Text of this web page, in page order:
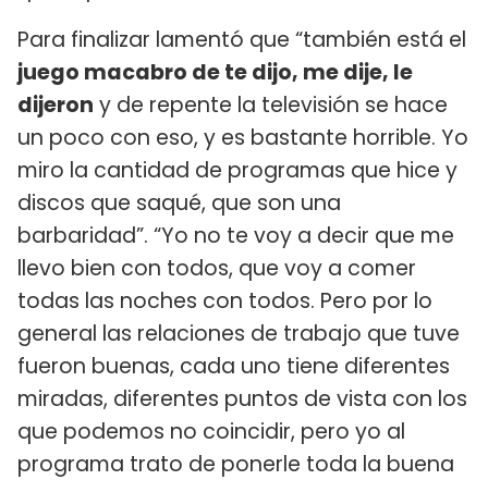
Para finalizar lamentó que “también está el
juego macabro de te dijo, me dije, le
dijeron y de repente la televisión se hace
un poco con eso, y es bastante horrible. Yo
miro la cantidad de programas que hice y
discos que saqué, que son una
barbaridad”. “Yo no te voy a decir que me
llevo bien con todos, que voy a comer
todas las noches con todos. Pero por lo
general las relaciones de trabajo que tuve
fueron buenas, cada uno tiene diferentes
miradas, diferentes puntos de vista con los
que podemos no coincidir, pero yo al
programa trato de ponerle toda la buena